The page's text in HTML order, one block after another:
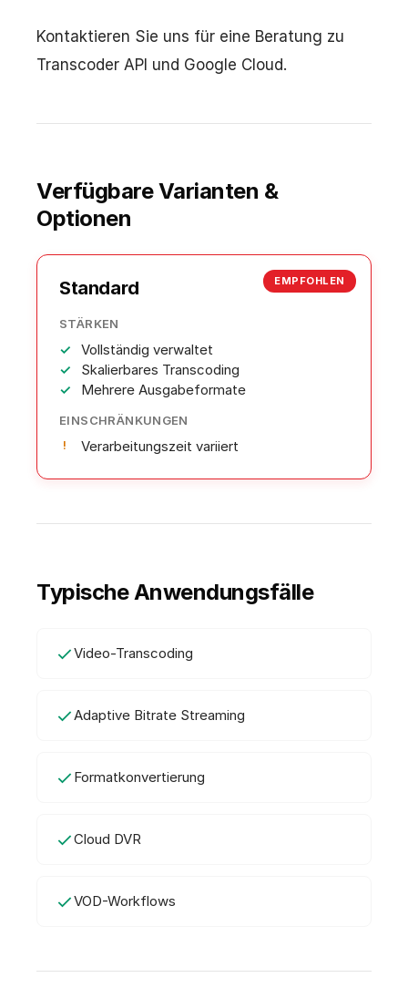
Kontaktieren Sie uns für eine Beratung zu
Transcoder API und Google Cloud.
Verfügbare Varianten &
Optionen
EMPFOHLEN
Standard
STÄRKEN
Vollständig verwaltet
Skalierbares Transcoding
Mehrere Ausgabeformate
EINSCHRÄNKUNGEN
Verarbeitungszeit variiert
Typische Anwendungsfälle
Video-Transcoding
Adaptive Bitrate Streaming
Formatkonvertierung
Cloud DVR
VOD-Workflows